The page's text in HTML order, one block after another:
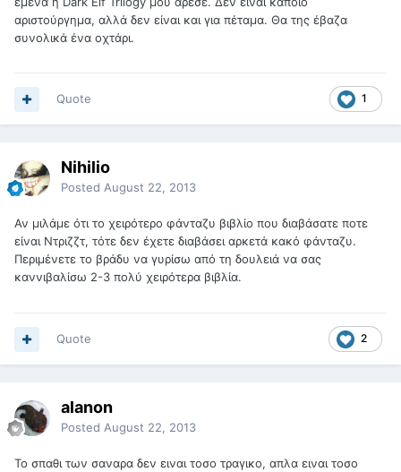
αριστούργημα, αλλά δεν είναι και για πέταμα. Θα της έβαζα
συνολικά ένα οχτάρι.
1
Quote
Nihilio
Posted August 22, 2013
Αν μιλάμε ότι το χειρότερο φάνταζυ βιβλίο που διαβάσατε ποτε
είναι Ντριζζτ, τότε δεν έχετε διαβάσει αρκετά κακό φάνταζυ.
Περιμένετε το βράδυ να γυρίσω από τη δουλειά να σας
καννιβαλίσω 2-3 πολύ χειρότερα βιβλία.
2
Quote
alanon
Posted August 22, 2013
Το σπαθι των σαναρα δεν ειναι τοσο τραγικο, απλα ειναι τοσο